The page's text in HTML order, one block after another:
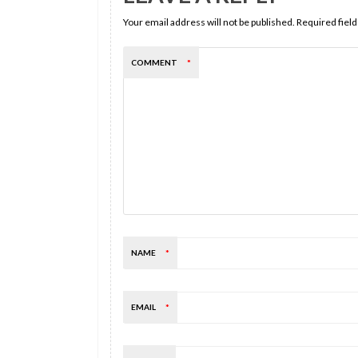
Your email address will not be published. Required
COMMENT *
NAME *
EMAIL *